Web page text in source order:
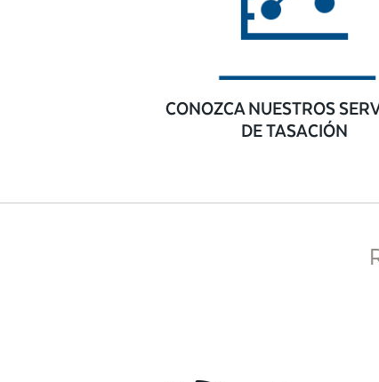
CONOZCA NUESTROS
DE TASACIÓN